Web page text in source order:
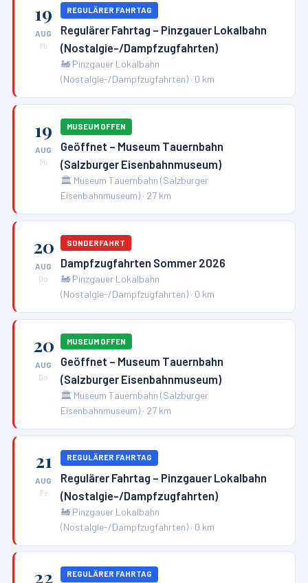
19
AUG
Mi
REGULÄRER FAHRTAG
Regulärer Fahrtag – Pinzgauer Lokalbahn
(Nostalgie-/Dampfzugfahrten)
🚂 Pinzgauer Lokalbahn
(Nostalgie-/Dampfzugfahrten) · 0 km
19
AUG
Mi
MUSEUM OFFEN
Geöffnet – Museum Tauernbahn
(Salzburger Eisenbahnmuseum)
🏛️ Museum Tauernbahn (Salzburger
Eisenbahnmuseum) · 27 km
20
AUG
Do
SONDERFAHRT
Dampfzugfahrten Sommer 2026
🚂 Pinzgauer Lokalbahn
(Nostalgie-/Dampfzugfahrten) · 0 km
20
AUG
Do
MUSEUM OFFEN
Geöffnet – Museum Tauernbahn
(Salzburger Eisenbahnmuseum)
🏛️ Museum Tauernbahn (Salzburger
Eisenbahnmuseum) · 27 km
21
AUG
Fr
REGULÄRER FAHRTAG
Regulärer Fahrtag – Pinzgauer Lokalbahn
(Nostalgie-/Dampfzugfahrten)
🚂 Pinzgauer Lokalbahn
(Nostalgie-/Dampfzugfahrten) · 0 km
22 REGULÄRER FAHRTAG